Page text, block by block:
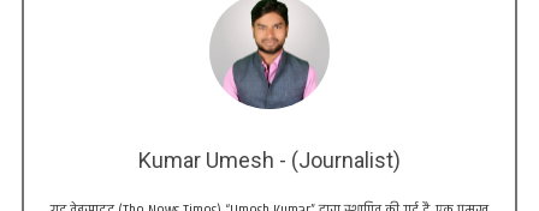
Kumar Umesh - (Journalist)